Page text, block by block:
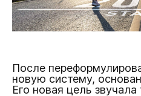
После
новую систему,
Его новая цель